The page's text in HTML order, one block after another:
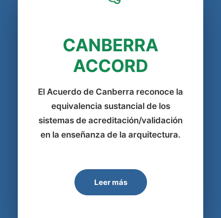
CANBERRA
ACCORD
El Acuerdo de Canberra reconoce la
equivalencia sustancial de los
sistemas de acreditación/validación
en la enseñanza de la arquitectura.
Leer más